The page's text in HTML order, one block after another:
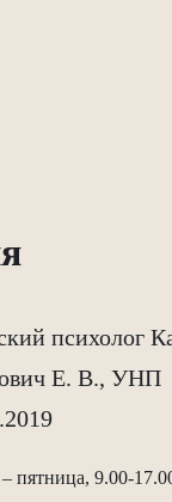
психолог
Е. В., УНП
пятница, 9.00-